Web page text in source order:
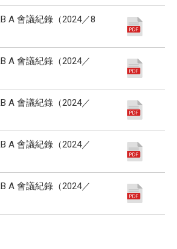
A 會議紀錄（2024／8
A 會議紀錄（2024／
A 會議紀錄（2024／
A 會議紀錄（2024／
A 會議紀錄（2024／